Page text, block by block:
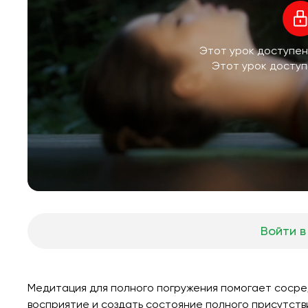
Этот урок
Этот урок
Войти
Медитация для полного погружения помогает
восприятие и создать состояние полного